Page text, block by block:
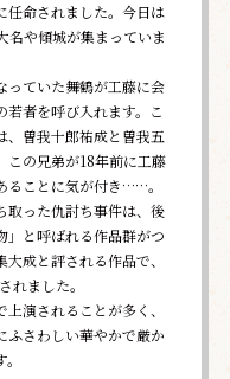
任命されました。今日は
名や傾城が集まっていま
ていた舞鶴が工藤に会
者を呼び入れます。こ
、曽我十郎祐成と曽我五
この兄弟が18年前に工藤
ることに気が付き……。
った仇討ち事件は、後
」と呼ばれる作品群がつ
成と評される作品で、
れました。
演されることが多く、
ふさわしい華やかで厳か